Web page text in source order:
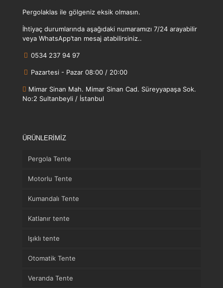
Pergolaklas ile gölgeniz eksik olmasın.
İhtiyaç durumlarında aşağıdaki numaramızı 7/24 arayabilir
veya WhatsApp’tan mesaj atabilirsiniz..
0534 237 94 97
Pazartesi - Pazar 08:00 / 20:00
Mimar Sinan Mah. Mimar Sinan Cad. Süreyyapaşa Sok.
No:2 Sultanbeyli / İstanbul
ÜRÜNLERİMİZ
Pergola Tente
Motorlu Tente
Kumandalı Tente
Katlanır tente
Işıklı tente
Otomatik Tente
Veranda Tente